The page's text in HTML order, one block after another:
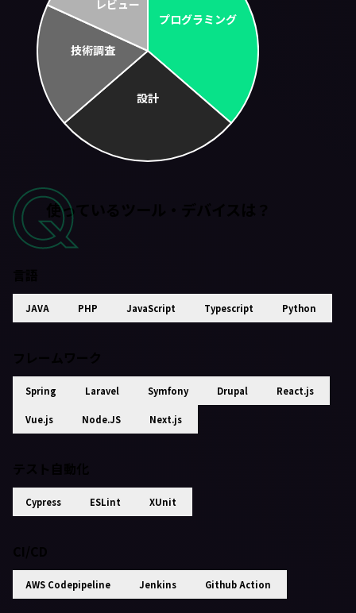
使っているツール・デバイスは？
JAVA PHP JavaScript Typescript Python
Spring Laravel Symfony Drupal React.js
Vue.js Node.JS Next.js
Cypress ESLint XUnit
AWS Codepipeline Jenkins Github Action